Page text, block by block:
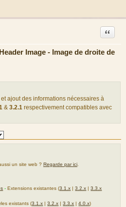
Image - Image de droite de
Citation
ajout des informations nécessaires à
& 3.2.1 respectivement compatibles avec
un site web ? Regarde par ici
-Extensions existantes (3.1.x |3.2.x |3.3.x
existants (3.1.x |3.2.x |3.3.x |4.0.x)